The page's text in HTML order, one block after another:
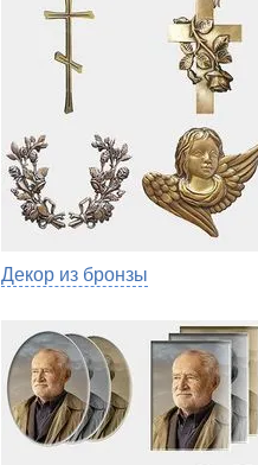
Декор из бронзы